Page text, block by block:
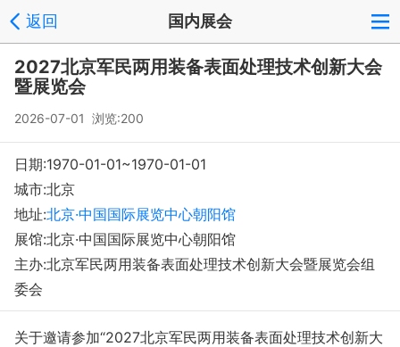
返回 国内展会
2027北京军民两用装备表面处理技术创新大会
暨展览会
2026-07-01 浏览:200
日期:1970-01-01~1970-01-01
城市:北京
地址:北京·中国国际展览中心朝阳馆
展馆:北京·中国国际展览中心朝阳馆
主办:北京军民两用装备表面处理技术创新大会暨展览会组
委会
关于邀请参加“2027北京军民两用装备表面处理技术创新大